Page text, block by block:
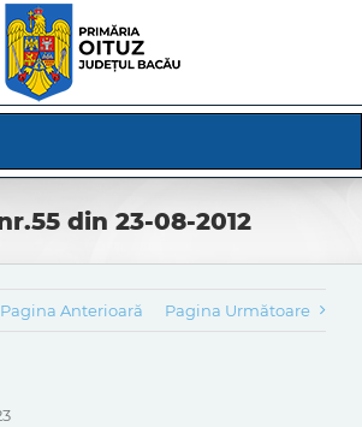
din 23-08-2012
Pagina Anterioară Pagina Următoare